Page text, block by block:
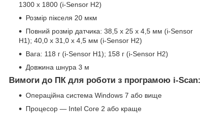
1300 х 1800 (i-Sensor H2)
Розмір пікселя 20 мкм
Повний розмір датчика: 38,5 х 25 х 4,5 мм (i-Sensor
H1); 40,0 х 31,0 х 4,5 мм (i-Sensor H2)
Вага: 118 г (i-Sensor H1); 158 г (i-Sensor H2)
Довжина шнура 3 м
Вимоги до ПК для роботи з програмою i-Scan:
Операційна система Windows 7 або вище
Процесор — Intel Core 2 або краще